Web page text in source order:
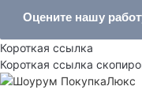
Оцените нашу
Короткая ссылка
Короткая ссылка